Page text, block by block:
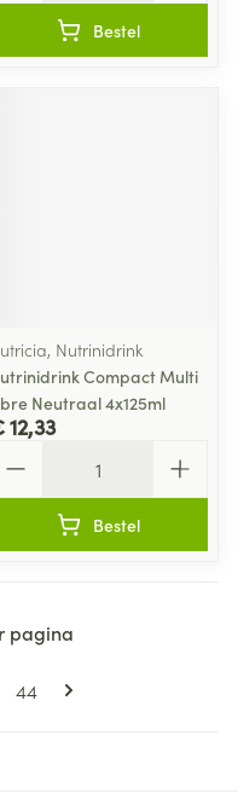
Bestel
Nutrinidrink
Compact Multi
Neutraal 4x125ml
12,33
Bestel
pagina
Pagina
44
pagina